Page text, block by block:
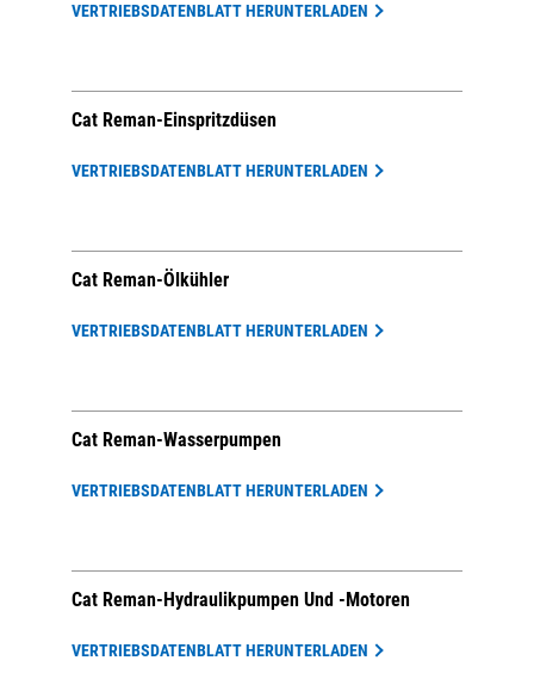
VERTRIEBSDATENBLATT HERUNTERLADEN
Cat Reman-Einspritzdüsen
VERTRIEBSDATENBLATT HERUNTERLADEN
Cat Reman-Ölkühler
VERTRIEBSDATENBLATT HERUNTERLADEN
Cat Reman-Wasserpumpen
VERTRIEBSDATENBLATT HERUNTERLADEN
Cat Reman-Hydraulikpumpen Und -motoren
VERTRIEBSDATENBLATT HERUNTERLADEN